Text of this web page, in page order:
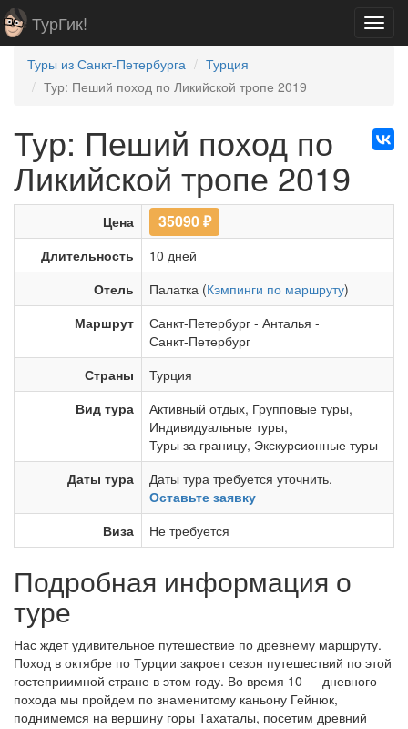
ТурГик!
Туры из Санкт-Петербурга
Турция
Тур: Пеший поход по Ликийской тропе 2019
Тур: Пеший поход по
Ликийской тропе 2019
Цена 35090₽
Длительность
10 дней
Отель
Палатка (Кэмпинги по маршруту)
Маршрут
Санкт-Петербург - Анталья -
Санкт-Петербург
Страны
Турция
Вид тура
Активный отдых, Групповые туры,
Индивидуальные туры,
Туры за границу, Экскурсионные туры
Даты тура
Даты тура требуется уточнить.
Оставьте заявку
Виза
Не требуется
Подробная информация о
туре
Нас ждет удивительное путешествие по древнему маршруту.
Поход в октябре по Турции закроет сезон путешествий по этой
гостеприимной стране в этом году. Во время 10 — дневного
похода мы пройдем по знаменитому каньону Гейнюк,
поднимемся на вершину горы Тахаталы, посетим древний